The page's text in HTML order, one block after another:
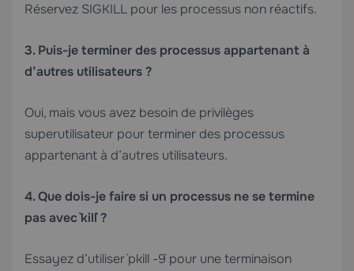
Réservez SIGKILL pour les processus non réactifs.
3. Puis-je terminer des processus appartenant à
d’autres utilisateurs ?
Oui, mais vous avez besoin de privilèges
superutilisateur pour terminer des processus
appartenant à d’autres utilisateurs.
4. Que dois-je faire si un processus ne se termine
pas avec `kill` ?
Essayez d’utiliser `pkill -9` pour une terminaison